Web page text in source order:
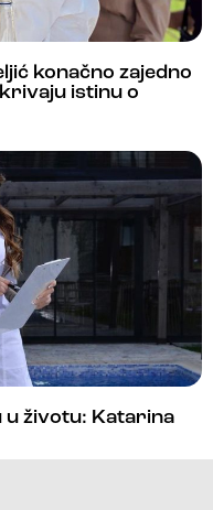
konačno zajedno
istinu o
u životu: Katarina